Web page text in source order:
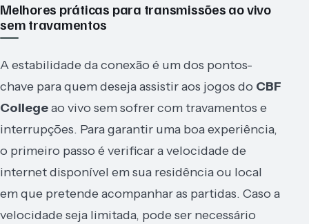
Melhores práticas para transmissões ao vivo
sem travamentos
A estabilidade da conexão é um dos pontos-
chave para quem deseja assistir aos jogos do CBF
Collegeao vivo sem sofrer com travamentos e
interrupções. Para garantir uma boa experiência,
o primeiro passo é verificar a velocidade de
internet disponível em sua residência ou local
em que pretende acompanhar as partidas. Caso a
velocidade seja limitada, pode ser necessário